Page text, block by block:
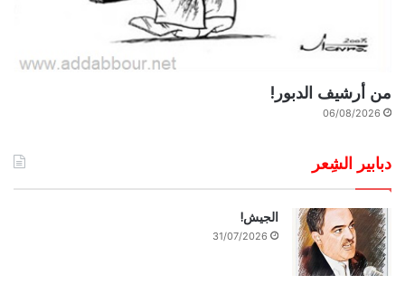
من أرشيف الدبور!
06/08/2026
دبابير الشِعر
الجيش!
31/07/2026